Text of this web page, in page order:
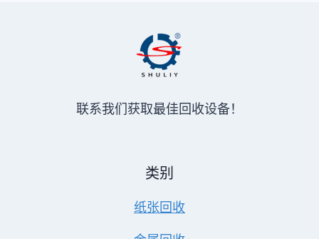
联系我们获取最佳回收设备！
类别
纸张回收